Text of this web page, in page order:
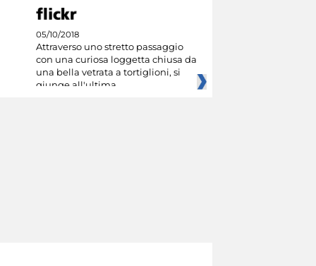
05/10/2018
Attraverso uno stretto passaggio
con una curiosa loggetta chiusa da
una bella vetrata a tortiglioni, si
giunge all'ultima